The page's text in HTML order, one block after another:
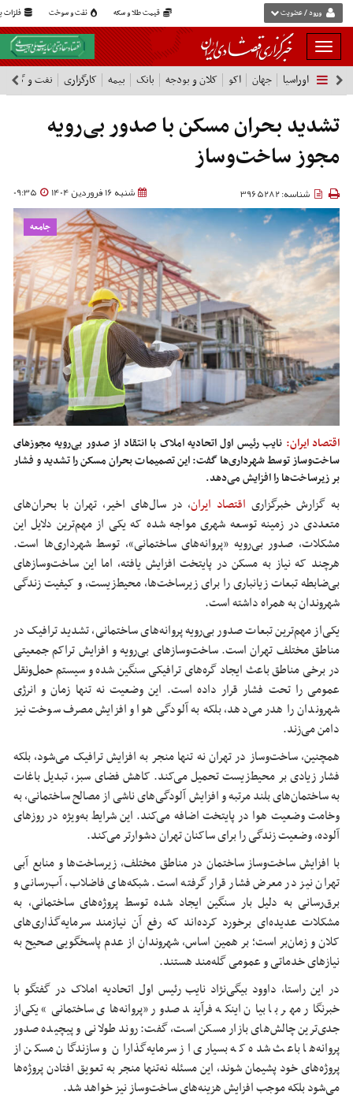
قیمت طلا و سکه نفت و سوخت فلزات ورود / عضویت
بار
و
بسته
نمودن
فهرست
اوراسیا جهان اکو کلان و بودجه بانک بیمه کارگزاری نفت و گاز
تشدید بحران مسکن با صدور بی‌رویه
مجوز ساخت‌وساز
شنبه 16 فروردین 1404 09:35 شناسه: 3965282
جامعه
اقتصاد ایران: نایب رئیس اول اتحادیه املاک با انتقاد از صدور بی‌رویه مجوزهای
ساخت‌وساز توسط شهرداری‌ها گفت: این تصمیمات بحران مسکن را تشدید و فشار
بر زیرساخت‌ها را افزایش می‌دهد.
به گزارش خبرگزاری اقتصاد ایران، در سال‌های اخیر، تهران با بحران‌های
متعددی در زمینه توسعه شهری مواجه شده که یکی از مهم‌ترین دلایل این
مشکلات، صدور بی‌رویه «پروانه‌های ساختمانی»، توسط شهرداری‌ها است.
هرچند که نیاز به مسکن در پایتخت افزایش یافته، اما این ساخت‌وسازهای
بی‌ضابطه تبعات زیانباری را برای زیرساخت‌ها، محیط‌زیست، و کیفیت زندگی
شهروندان به همراه داشته است.
یکی‌از مهم‌ترین تبعات صدور بی‌رویه پروانه‌های ساختمانی، تشدید ترافیک در
مناطق مختلف تهران است. ساخت‌وسازهای بی‌رویه و افزایش تراکم جمعیتی
در برخی مناطق باعث ایجاد گره‌های ترافیکی سنگین شده و سیستم حمل‌ونقل
عمومی راتحت فشارقرار داده است. این وضعیت نه تنها زمان و انرژی
شهروندان را هدر می‌دهد، بلکه به آلودگی هوا و افزایش مصرف سوخت نیز
دامن می‌زند.
همچنین، ساخت‌وساز در تهران نه تنها منجر به افزایش ترافیک می‌شود، بلکه
فشار زیادی بر محیط‌زیست تحمیل می‌کند. کاهش فضای سبز، تبدیل باغات
به ساختمان‌های بلند مرتبه و افزایش آلودگی‌هایناشی ازمصالح ساختمانی، به
وخامت وضعیت هوا در پایتخت اضافه می‌کند. این شرایط به‌ویژه در روزهای
آلوده، وضعیت زندگی را برای ساکنان تهران دشوارتر می‌کند.
با افزایش ساخت‌وساز ساختمان در مناطق مختلف، زیرساخت‌ها و منابع آبی
تهران نیز در معرض فشار قرار گرفته است. شبکه‌های فاضلاب، آب‌رسانی و
برق‌رسانی به دلیل بار سنگین ایجاد شده توسط پروژه‌های ساختمانی، به
مشکلات عدیده‌ای برخورد کرده‌اند که رفع آن نیازمند سرمایه‌گذاری‌های
کلان و زمان‌بر است؛ بر همین اساس، شهروندان از عدم پاسخگویی صحیح به
نیازهای خدماتی و عمومی گله‌مند هستند.
در این راستا، داوود بیگی‌نژاد نایب رئیس اول اتحادیه املاک در گفتگو با
خبرنگار مهر با بیان اینکه فرآیند صدور «پروانه‌های ساختمانی» یکی‌از
جدی‌ترین چالش‌های بازار مسکن است، گفت: روند طولانی و پیچیده صدور
پروانه‌ها باعث شده که بسیاری از سرمایه‌گذاران و سازندگان مسکن از
پروژه‌های خود پشیمان شوند، این مسئله نه‌تنها منجر به تعویق افتادن پروژه‌ها
می‌شود بلکه موجب افزایش هزینه‌های ساخت‌وساز نیز خواهد شد.